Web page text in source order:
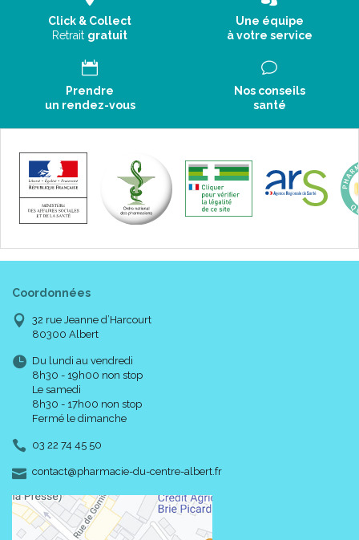
Click & Collect
Retrait gratuit
Une équipe
à votre service
Prendre
un rendez-vous
Nos conseils
santé
Coordonnées
32 rue Jeanne d’Harcourt
80300 Albert
Du lundi au vendredi
8h30 - 19h00 non stop
Le samedi
8h30 - 17h00 non stop
Fermé le dimanche
03 22 74 45 50
contact-
@-
pharmacie-du-centre-albert.fr